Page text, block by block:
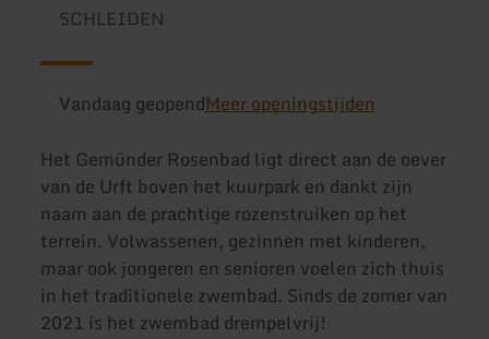
SCHLEIDEN
Vandaag geopendMeer openingstijden
Het Gemünder Rosenbad ligt direct aan de oever
van de Urft boven het kuurpark en dankt zijn
naam aan de prachtige rozenstruiken op het
terrein. Volwassenen, gezinnen met kinderen,
maar ook jongeren en senioren voelen zich thuis
in het traditionele zwembad. Sinds de zomer van
2021 is het zwembad drempelvrij!